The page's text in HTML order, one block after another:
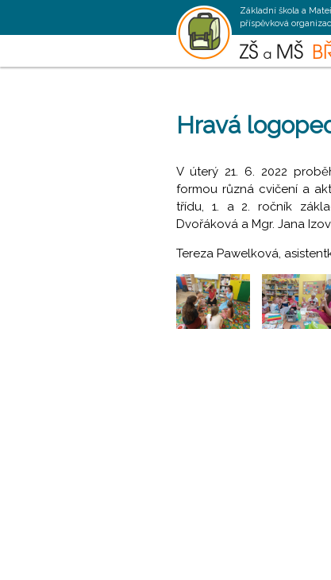
Základní škola a
příspěvková
Hravá
V úterý 21. 6. 2022
formou různá cvičení a
třídu, 1. a 2. ročník
Dvořáková a Mgr. Jana
Tereza Pawelková,